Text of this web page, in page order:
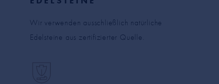
Wir verwenden ausschließlich natürliche
Edelsteine aus zertifizierter Quelle.